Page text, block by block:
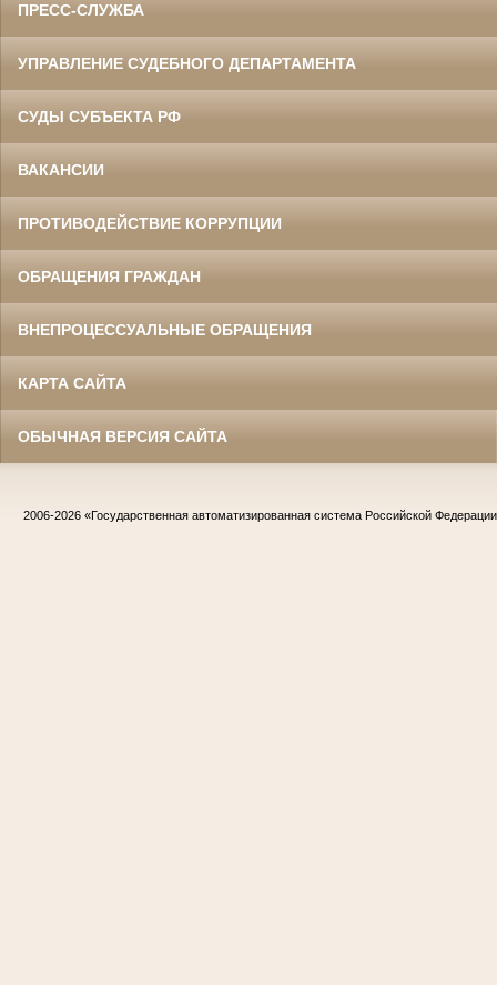
ПРЕСС-СЛУЖБА
УПРАВЛЕНИЕ СУДЕБНОГО ДЕПАРТАМЕНТА
СУДЫ СУБЪЕКТА РФ
ВАКАНСИИ
ПРОТИВОДЕЙСТВИЕ КОРРУПЦИИ
ОБРАЩЕНИЯ ГРАЖДАН
ВНЕПРОЦЕССУАЛЬНЫЕ ОБРАЩЕНИЯ
КАРТА САЙТА
ОБЫЧНАЯ ВЕРСИЯ САЙТА
2006-2026 «Государственная автоматизированная система Российской